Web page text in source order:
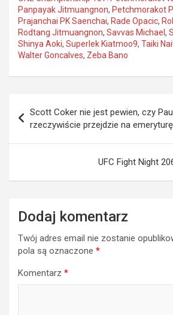
Panpayak Jitmuangnon, Petchmorakot
Prajanchai PK Saenchai, Rade Opacic,
Rodtang Jitmuangnon, Savvas Michael ,
Shinya Aoki, Superlek Kiatmoo9, Taiki
Walter Goncalves, Zeba Bano
wpisu
Scott Coker nie jest pewien, czy
rzeczywiście przejdzie na
UFC Fight Night
Dodaj komentarz
Twój adres email nie zostanie
pola są oznaczone *
Komentarz *